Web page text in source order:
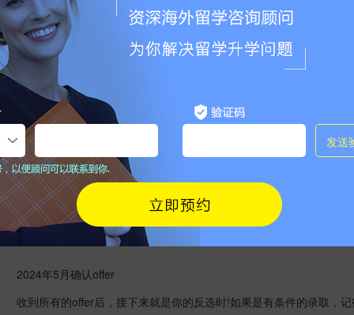
2023年9-12月提交申请材料
大部分英国院校会在每年的8-11月之间开放申请，英国大部分学校
大!!圣诞节英国各大学校都会放假，放假期间是不审理的，所以最好
2024年4月之前查收邮件
一般从申请递交之日起5-8周内会出结果。如果收到con-offer的(有
思或GPA成绩单!还没有考到合格雅思的同学这个时间可以集中去刷
项不低于6，但今年UCL等学校雅思要求都有提高，一些专业雅思的
2024年5月确认offer
收到所有的offer后，接下来就是你的反选时!如果是有条件的录取，